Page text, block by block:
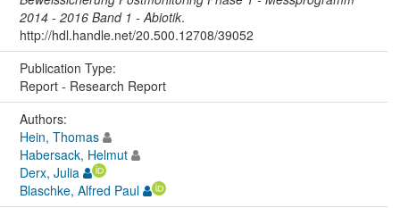
2014 - 2016 Band 1 - Abiotik.
http://hdl.handle.net/20.500.12708/39052
Publication Type:
Report - Research Report
Authors:
Hein, Thomas
Habersack, Helmut
Derx, Julia
Blaschke, Alfred Paul